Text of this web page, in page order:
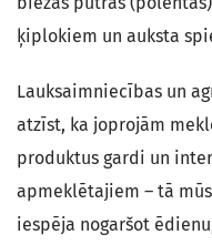
ķiplokiem un auksta
Lauksaimniecības un
atzīst, ka joprojām
produktus gardi un
apmeklētajiem – tā
iespēja nogaršot